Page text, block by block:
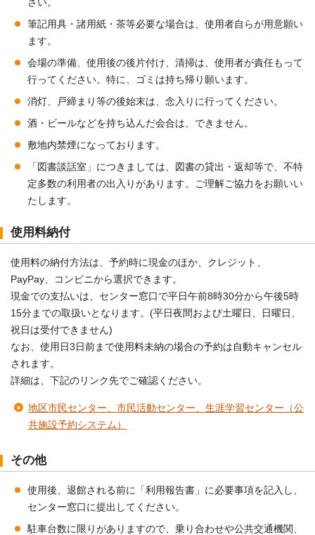
さい。
筆記用具・諸用紙・茶等必要な場合は、使用者自らが用意願い
ます。
会場の準備、使用後の後片付け、清掃は、使用者が責任もって
行ってください。特に、ゴミは持ち帰り願います。
消灯、戸締まり等の後始末は、念入りに行ってください。
酒・ビールなどを持ち込んだ会合は、できません。
敷地内禁煙になっております。
「図書談話室」につきましては、図書の貸出・返却等で、不特
定多数の利用者の出入りがあります。ご理解ご協力をお願いい
たします。
使用料納付
使用料の納付方法は、予約時に現金のほか、クレジット、
PayPay、コンビニから選択できます。
現金での支払いは、センター窓口で平日午前8時30分から午後5時
15分までの取扱いとなります。(平日夜間および土曜日、日曜日、
祝日は受付できません)
なお、使用日3日前まで使用料未納の場合の予約は自動キャンセル
されます。
詳細は、下記のリンク先でご確認ください。
地区市民センター、市民活動センター、生涯学習センター（公
共施設予約システム）
その他
使用後、退館される前に「利用報告書」に必要事項を記入し、
センター窓口に提出してください。
駐車台数に限りがありますので、乗り合わせや公共交通機関、